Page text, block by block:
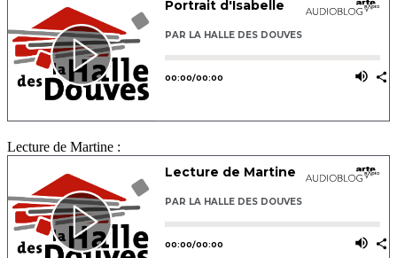
Lecture de Martine :